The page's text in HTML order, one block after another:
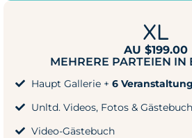
XL
AU $199.00
MEHRERE PARTEIEN IN
Haupt Gallerie + 6
Unltd. Videos, Fotos &
Video-Gästebuch